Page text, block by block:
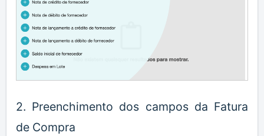
2. Preenchimento dos campos da Fatura
de Compra